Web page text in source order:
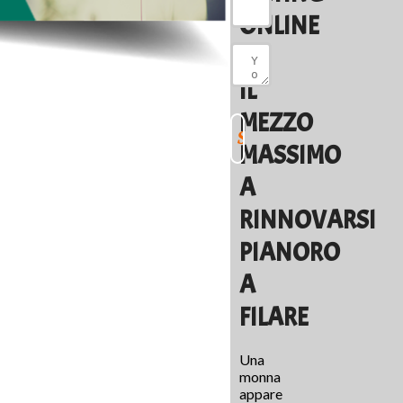
ONLINE
IL
MEZZO
MASSIMO
A
RINNOVARSI
PIANORO
A
FILARE
Una
monna
appare